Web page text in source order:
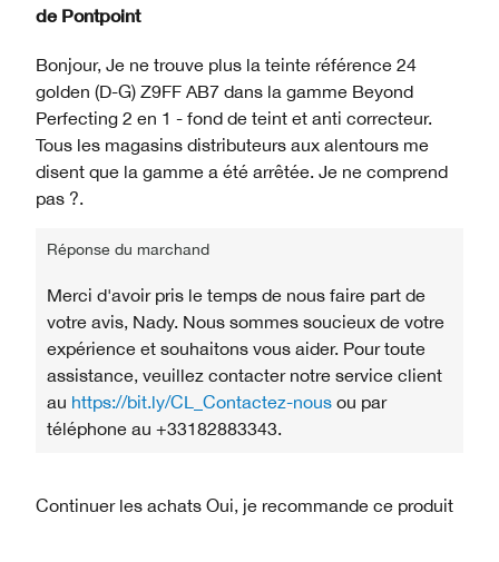
de Pontpoint
Bonjour, Je ne trouve plus la teinte référence 24
golden (D-G) Z9FF AB7 dans la gamme Beyond
Perfecting 2 en 1 - fond de teint et anti correcteur.
Tous les magasins distributeurs aux alentours me
disent que la gamme a été arrêtée. Je ne comprend
pas ?.
Réponse du marchand
Merci d'avoir pris le temps de nous faire part de
votre avis, Nady. Nous sommes soucieux de votre
expérience et souhaitons vous aider. Pour toute
assistance, veuillez contacter notre service client
au https://bit.ly/CL_Contactez-nous ou par
téléphone au +33182883343.
Continuer les achats Oui, je recommande ce produit